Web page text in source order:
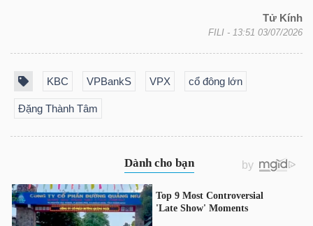
Tử Kính
FILI - 13:51 03/07/2026
KBC VPBankS VPX cổ đông lớn
Đặng Thành Tâm
DÙNG